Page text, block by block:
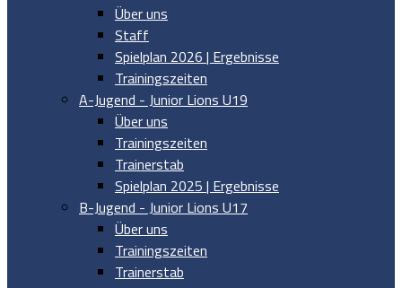
Über uns
Staff
Spielplan 2026 | Ergebnisse
Trainingszeiten
A-Jugend - Junior Lions U19
Über uns
Trainingszeiten
Trainerstab
Spielplan 2025 | Ergebnisse
B-Jugend - Junior Lions U17
Über uns
Trainingszeiten
Trainerstab